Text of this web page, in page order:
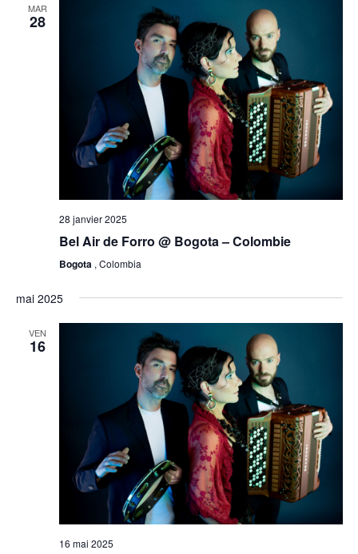
MAR
28
28 janvier 2025
Bel Air de Forro @ Bogota – Colombie
Bogota , Colombia
mai 2025
VEN
16
16 mai 2025